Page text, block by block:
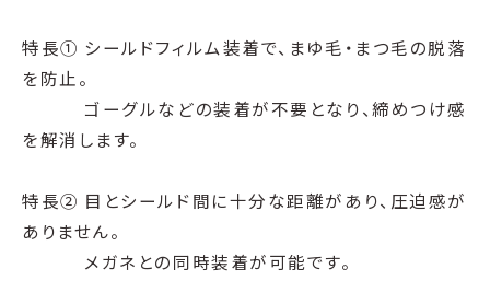
特長① シールドフィルム装着で、まゆ毛・まつ毛の脱落
を防止。
ゴーグルなどの装着が不要となり、締めつけ感
を解消します。
特長② 目とシールド間に十分な距離があり、圧迫感が
ありません。
メガネとの同時装着が可能です。